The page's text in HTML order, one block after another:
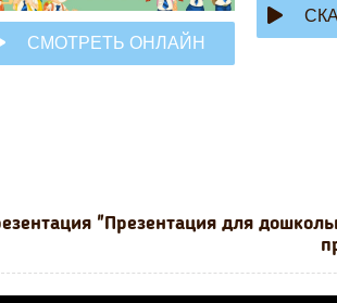
СМОТРЕТЬ ОНЛАЙН
"Презентация для